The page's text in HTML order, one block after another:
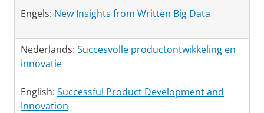
Engels: New Insights from Written Big Data
Nederlands: Succesvolle productontwikkeling en
innovatie
English: Successful Product Development and
Innovation